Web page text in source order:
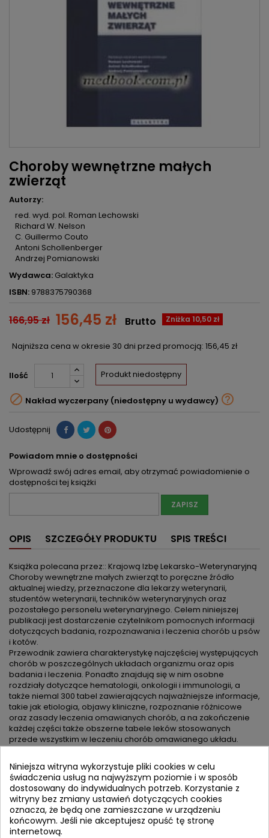
Choroby wewnętrzne małych
zwierząt
Autorzy:
red. wyd. pol. Roman Lechowski
Richard W. Nelson
C. Guillermo Couto
Antoni Schollenberger
Andrzej Pomianowski
Wydawca: Galaktyka
ISBN: 9788375790368
166,95 zł 156,45 zł Zniżka 10,50 zł
Brutto
Najniższa cena w okresie 30 dni przed promocją: 156,45 zł
Ilość Produkt niedostępny
 Nakład wyczerpany (niedostępny u wydawcy) 
Udostępnij
Powiadom mnie o dostępności
Wprowadź swój adres email, aby otrzymać powiadomienie o
dostępności tej książki
ZAPISZ
OPIS SZCZEGÓŁY PRODUKTU SPIS TREŚCI
Książka polecana przez:: Krajową Izbę Lekarsko-Weterynaryjną
Choroby wewnętrzne małych zwierząt to poręczne źródło
aktualnej wiedzy, przeznaczone dla lekarzy weterynarii,
studentów weterynarii, techników weterynaryjnych oraz
pozostałego personelu weterynaryjnego. Celem niniejszej
publikacji jest dostarczenie czytelnikom pomocnych informacji
dotyczących badania, rozpoznawania i leczenia chorób u psów
i kotów.
Przewodnik zawiera charakterystykę najczęściej występujących
chorób w poszczególnych układach organizmu oraz opis
badania i leczenia. Ponadto znajdują się w nim osobne
rozdziały dotyczące hematologii, onkologii i immunologii, a
także niemal 300 tabel zawierających najważniejsze informacje,
takie jak etiologia, objawy kliniczne, rozpoznanie różnicowe
oraz zasady leczenia omawianych chorób, a na zakończenie
każdej części także obszerne tabele leków stosowanych
przede wszystkim w leczeniu chorób omawianego układu.
KOMENTARZE (0)
Bądź pierwszym który napisze recenzję
Niniejsza witryna wykorzystuje pliki cookies w celu
świadczenia usług na najwyższym poziomie i w sposób
dostosowany do indywidualnych potrzeb. Korzystanie z
witryny bez zmiany ustawień dotyczących cookies
oznacza, że będą one zamieszczane w urządzeniu
końcowym. Jeśli nie akceptujesz opuść tę stronę
internetową.